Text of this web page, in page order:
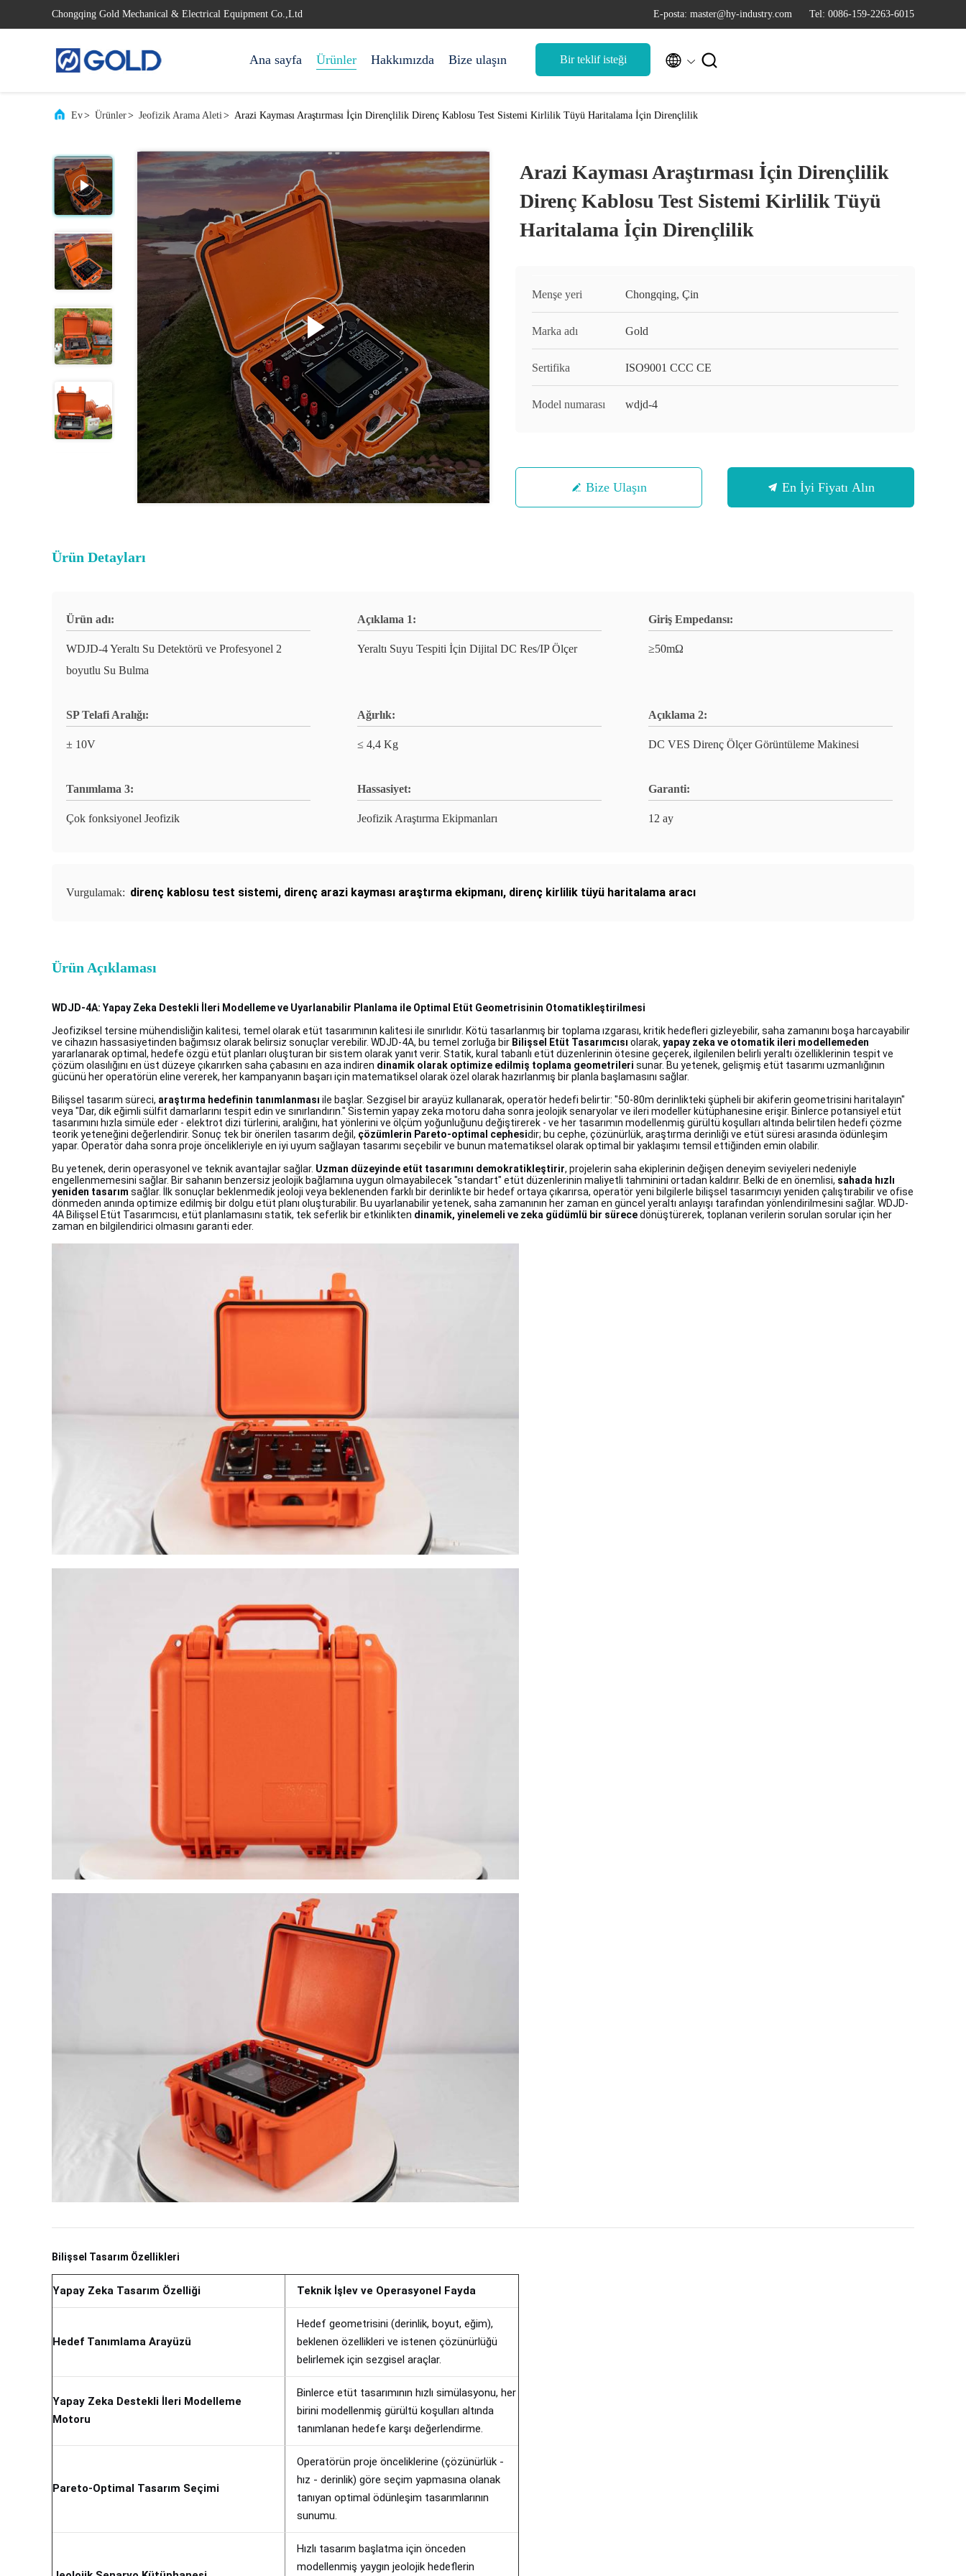
Chongqing Gold Mechanical & Electrical Equipment Co.,Ltd E-posta: master@hy-industry.com Tel: 0086-159-2263-6015
Ana sayfa Ürünler Hakkımızda Bize ulaşın Bir teklif isteği  
Ev> Ürünler> Jeofizik Arama Aleti> Arazi Kayması Araştırması İçin Dirençlilik Direnç Kablosu Test Sistemi Kirlilik Tüyü Haritalama İçin Dirençlilik
Arazi Kayması Araştırması İçin Dirençlilik
Direnç Kablosu Test Sistemi Kirlilik Tüyü
Haritalama İçin Dirençlilik
Menşe yeri Chongqing, Çin
Marka adı Gold
Sertifika ISO9001 CCC CE
Model numarası wdjd-4
Bize Ulaşın En İyi Fiyatı Alın
Ürün Detayları
Ürün adı:
WDJD-4 Yeraltı Su Detektörü ve Profesyonel 2
boyutlu Su Bulma
Açıklama 1:
Yeraltı Suyu Tespiti İçin Dijital DC Res/IP Ölçer
Giriş Empedansı:
≥50mΩ
SP Telafi Aralığı:
± 10V
Ağırlık:
≤ 4,4 Kg
Açıklama 2:
DC VES Direnç Ölçer Görüntüleme Makinesi
Tanımlama 3:
Çok fonksiyonel Jeofizik
Hassasiyet:
Jeofizik Araştırma Ekipmanları
Garanti:
12 ay
Vurgulamak: direnç kablosu test sistemi, direnç arazi kayması araştırma ekipmanı, direnç kirlilik tüyü haritalama aracı
Ürün Açıklaması
WDJD-4A: Yapay Zeka Destekli İleri Modelleme ve Uyarlanabilir Planlama ile Optimal Etüt Geometrisinin Otomatikleştirilmesi
Jeofiziksel tersine mühendisliğin kalitesi, temel olarak etüt tasarımının kalitesi ile sınırlıdır. Kötü tasarlanmış bir toplama ızgarası, kritik hedefleri gizleyebilir, saha zamanını boşa harcayabilir
ve cihazın hassasiyetinden bağımsız olarak belirsiz sonuçlar verebilir. WDJD-4A, bu temel zorluğa bir Bilişsel Etüt Tasarımcısı olarak, yapay zeka ve otomatik ileri modellemeden
yararlanarak optimal, hedefe özgü etüt planları oluşturan bir sistem olarak yanıt verir. Statik, kural tabanlı etüt düzenlerinin ötesine geçerek, ilgilenilen belirli yeraltı özelliklerinin tespit ve
çözüm olasılığını en üst düzeye çıkarırken saha çabasını en aza indiren dinamik olarak optimize edilmiş toplama geometrileri sunar. Bu yetenek, gelişmiş etüt tasarımı uzmanlığının
gücünü her operatörün eline vererek, her kampanyanın başarı için matematiksel olarak özel olarak hazırlanmış bir planla başlamasını sağlar.
Bilişsel tasarım süreci, araştırma hedefinin tanımlanması ile başlar. Sezgisel bir arayüz kullanarak, operatör hedefi belirtir: "50-80m derinlikteki şüpheli bir akiferin geometrisini haritalayın"
veya "Dar, dik eğimli sülfit damarlarını tespit edin ve sınırlandırın." Sistemin yapay zeka motoru daha sonra jeolojik senaryolar ve ileri modeller kütüphanesine erişir. Binlerce potansiyel etüt
tasarımını hızla simüle eder - elektrot dizi türlerini, aralığını, hat yönlerini ve ölçüm yoğunluğunu değiştirerek - ve her tasarımın modellenmiş gürültü koşulları altında belirtilen hedefi çözme
teorik yeteneğini değerlendirir. Sonuç tek bir önerilen tasarım değil, çözümlerin Pareto-optimal cephesidir; bu cephe, çözünürlük, araştırma derinliği ve etüt süresi arasında ödünleşim
yapar. Operatör daha sonra proje öncelikleriyle en iyi uyum sağlayan tasarımı seçebilir ve bunun matematiksel olarak optimal bir yaklaşımı temsil ettiğinden emin olabilir.
Bu yetenek, derin operasyonel ve teknik avantajlar sağlar. Uzman düzeyinde etüt tasarımını demokratikleştirir, projelerin saha ekiplerinin değişen deneyim seviyeleri nedeniyle
engellenmemesini sağlar. Bir sahanın benzersiz jeolojik bağlamına uygun olmayabilecek "standart" etüt düzenlerinin maliyetli tahminini ortadan kaldırır. Belki de en önemlisi, sahada hızlı
yeniden tasarım sağlar. İlk sonuçlar beklenmedik jeoloji veya beklenenden farklı bir derinlikte bir hedef ortaya çıkarırsa, operatör yeni bilgilerle bilişsel tasarımcıyı yeniden çalıştırabilir ve ofise
dönmeden anında optimize edilmiş bir dolgu etüt planı oluşturabilir. Bu uyarlanabilir yetenek, saha zamanının her zaman en güncel yeraltı anlayışı tarafından yönlendirilmesini sağlar. WDJD-
4A Bilişsel Etüt Tasarımcısı, etüt planlamasını statik, tek seferlik bir etkinlikten dinamik, yinelemeli ve zeka güdümlü bir sürecedönüştürerek, toplanan verilerin sorulan sorular için her
zaman en bilgilendirici olmasını garanti eder.
Bilişsel Tasarım Özellikleri
Yapay Zeka Tasarım Özelliği Teknik İşlev ve Operasyonel Fayda
Hedef Tanımlama Arayüzü
Hedef geometrisini (derinlik, boyut, eğim),
beklenen özellikleri ve istenen çözünürlüğü
belirlemek için sezgisel araçlar.
Yapay Zeka Destekli İleri Modelleme
Motoru
Binlerce etüt tasarımının hızlı simülasyonu, her
birini modellenmiş gürültü koşulları altında
tanımlanan hedefe karşı değerlendirme.
Pareto-Optimal Tasarım Seçimi
Operatörün proje önceliklerine (çözünürlük -
hız - derinlik) göre seçim yapmasına olanak
tanıyan optimal ödünleşim tasarımlarının
sunumu.
Hızlı tasarım başlatma için önceden
modellenmiş yaygın jeolojik hedeflerin